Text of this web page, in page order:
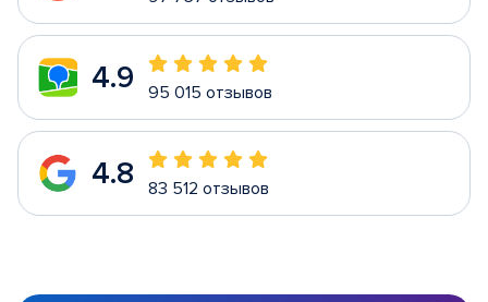
4.9 95 015 отзывов
4.8 83 512 отзывов